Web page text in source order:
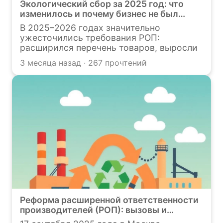
Экологический сбор за 2025 год: что
изменилось и почему бизнес не был
готов
В 2025–2026 годах значительно
ужесточились требования РОП:
расширился перечень товаров, выросли
нормативы утилизации, ставки экосбора
и штрафы, а контроль стал более
строгим. Эти изменения увеличили
финансовую нагрузку на бизнес и
усложнили отчётность. Чтобы снизить
риски и избежать переплат, компаниям
необходимо заранее провести расчёты и
организовать выполнение нормативов
3 месяца назад · 267 прочтений
Реформа расширенной ответственности
производителей (РОП): вызовы и
перспективы развития отрасли